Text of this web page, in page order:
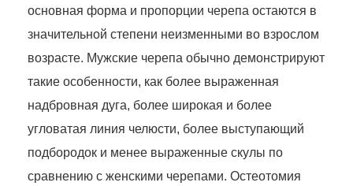
основная форма и пропорции черепа остаются в
значительной степени неизменными во взрослом
возрасте. Мужские черепа обычно демонстрируют
такие особенности, как более выраженная
надбровная дуга, более широкая и более
угловатая линия челюсти, более выступающий
подбородок и менее выраженные скулы по
сравнению с женскими черепами. Остеотомия